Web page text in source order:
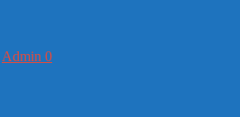
Admin 0